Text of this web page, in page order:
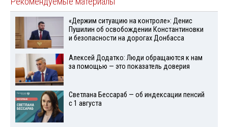
«Держим ситуацию на контроле»: Денис
Пушилин об освобождении Константиновки
и безопасности на дорогах Донбасса
Алексей Додатко: Люди обращаются к нам
за помощью — это показатель доверия
Светлана Бессараб — об индексации пенсий
с 1 августа